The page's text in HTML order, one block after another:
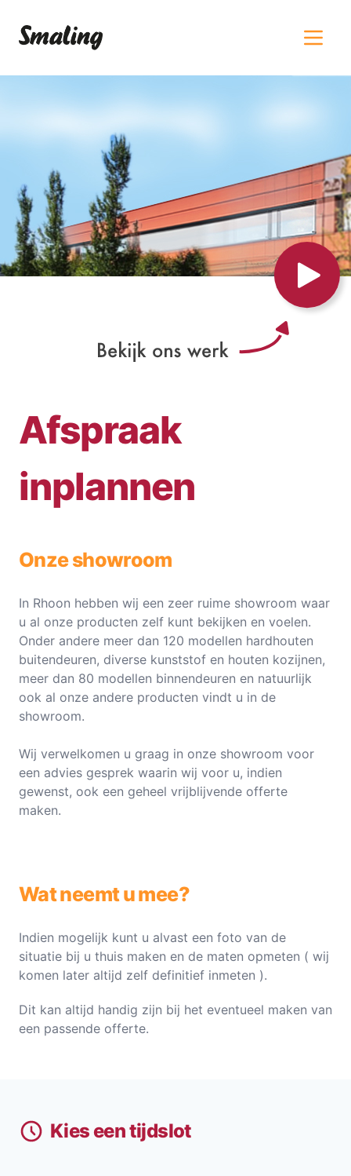
Afspraak
inplannen
Onze showroom
In Rhoon hebben wij een zeer ruime showroom waar
u al onze producten zelf kunt bekijken en voelen.
Onder andere meer dan 120 modellen hardhouten
buitendeuren, diverse kunststof en houten kozijnen,
meer dan 80 modellen binnendeuren en natuurlijk
ook al onze andere producten vindt u in de
showroom.
Wij verwelkomen u graag in onze showroom voor
een advies gesprek waarin wij voor u, indien
gewenst, ook een geheel vrijblijvende offerte
maken.
Wat neemt u mee?
Indien mogelijk kunt u alvast een foto van de
situatie bij u thuis maken en de maten opmeten ( wij
komen later altijd zelf definitief inmeten ).
Dit kan altijd handig zijn bij het eventueel maken van
een passende offerte.
Kies een tijdslot